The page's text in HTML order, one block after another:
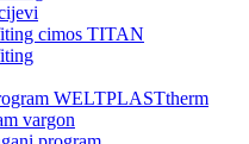
cimos TITAN
WELTPLASTtherm
vargon